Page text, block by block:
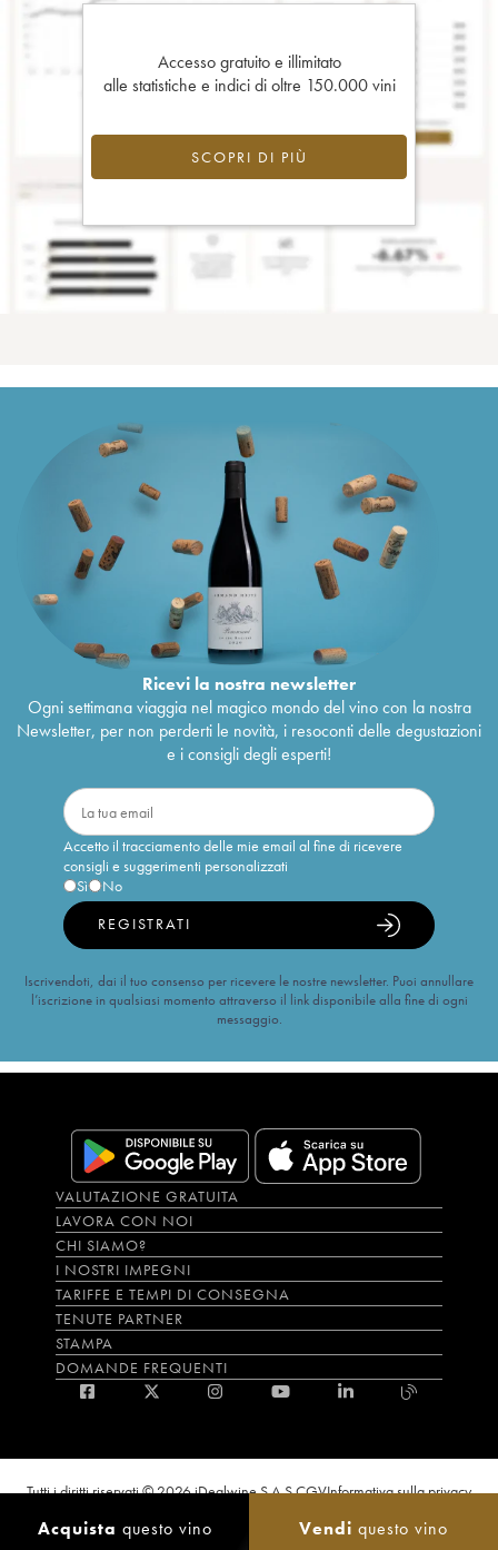
Acquista questo vino Vendi questo vino
Accesso gratuito e illimitato
alle statistiche e indici di oltre 150.000 vini
SCOPRI DI PIÙ
Ricevi la nostra newsletter
Ogni settimana viaggia nel magico mondo del vino con la nostra
Newsletter, per non perderti le novità, i resoconti delle degustazioni
e i consigli degli esperti!
Accetto il tracciamento delle mie email al fine di ricevere
consigli e suggerimenti personalizzati
Sì
No
REGISTRATI
Iscrivendoti, dai il tuo consenso per ricevere le nostre newsletter. Puoi annullare
l’iscrizione in qualsiasi momento attraverso il link disponibile alla fine di ogni
messaggio.
VALUTAZIONE GRATUITA
LAVORA CON NOI
CHI SIAMO?
I NOSTRI IMPEGNI
TARIFFE E TEMPI DI CONSEGNA
TENUTE PARTNER
STAMPA
DOMANDE FREQUENTI
Tutti i diritti riservati © 2026 iDealwine S.A.S.CGVInformativa sulla privacy
sito e dei servizi annessi è riservato solo agli utenti maggiorenni.